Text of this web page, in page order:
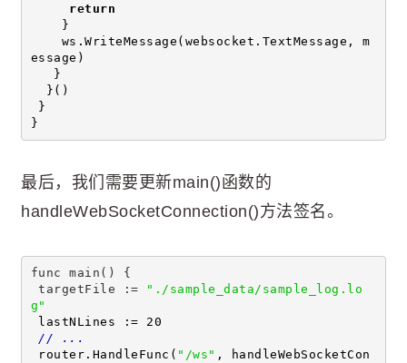
return
}
ws.WriteMessage(websocket.TextMessage, m
essage)
}
}()
}
}
最后，我们需要更新main()函数的
handleWebSocketConnection()方法签名。
func main() {
targetFile :=
"./sample_data/sample_log.lo
g"
lastNLines := 20
// ...
router.HandleFunc( "/ws" , handleWebSocketCon